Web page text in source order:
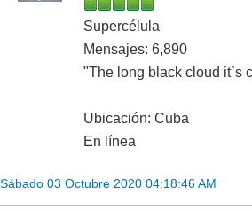
Supercélula
Mensajes: 6,890
"The long black cloud it`s
Ubicación: Cuba
En línea
Sábado 03 Octubre 2020 04:18:46 AM